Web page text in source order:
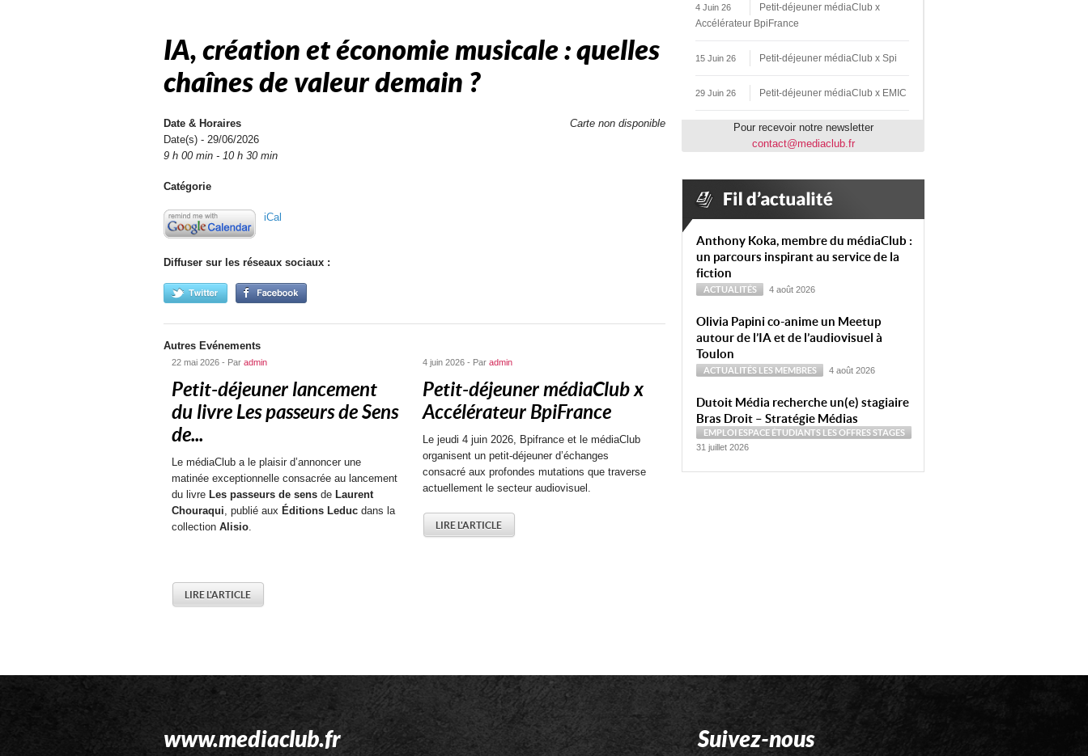
IA, création et économie musicale : quelles
chaînes de valeur demain ?
Carte non disponible
Date & Horaires
Date(s) - 29/06/2026
9 h 00 min - 10 h 30 min
Catégorie
iCal
Diffuser sur les réseaux sociaux :
Autres Evénements
22 mai 2026 - Par admin
Petit-déjeuner lancement
du livre Les passeurs de Sens
de...
Le médiaClub a le plaisir d’annoncer une
matinée exceptionnelle consacrée au lancement
du livre Les passeurs de sens de Laurent
Chouraqui, publié aux Éditions Leduc dans la
collection Alisio.
LIRE L'ARTICLE
4 juin 2026 - Par admin
Petit-déjeuner médiaClub x
Accélérateur BpiFrance
Le jeudi 4 juin 2026, Bpifrance et le médiaClub
organisent un petit-déjeuner d’échanges
consacré aux profondes mutations que traverse
actuellement le secteur audiovisuel.
LIRE L'ARTICLE
4 Juin 26
Petit-déjeuner médiaClub x
Accélérateur BpiFrance
15 Juin 26 Petit-déjeuner médiaClub x Spi
29 Juin 26 Petit-déjeuner médiaClub x EMIC
Pour recevoir notre newsletter
contact@mediaclub.fr
Anthony Koka, membre du médiaClub :
un parcours inspirant au service de la
fiction
ACTUALITÉS 4 août 2026
Olivia Papini co-anime un Meetup
autour de l’IA et de l’audiovisuel à
Toulon
ACTUALITÉS LES MEMBRES 4 août 2026
Dutoit Média recherche un(e) stagiaire
Bras Droit – Stratégie Médias
EMPLOI ESPACE ÉTUDIANTS LES OFFRESSTAGES
31 juillet 2026
www.mediaclub.fr Suivez-nous